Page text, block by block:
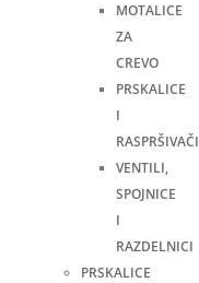
MOTALICE
ZA
CREVO
PRSKALICE
I
RASPRŠIVAČI
VENTILI,
SPOJNICE
I
RAZDELNICI
PRSKALICE